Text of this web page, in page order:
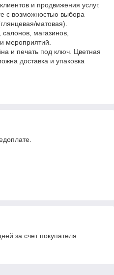
и продвижения услуг.
с возможностью выбора
матовая).
магазинов,
мероприятий.
и печать под ключ. Цветная
доставка и упаковка
за счет покупателя